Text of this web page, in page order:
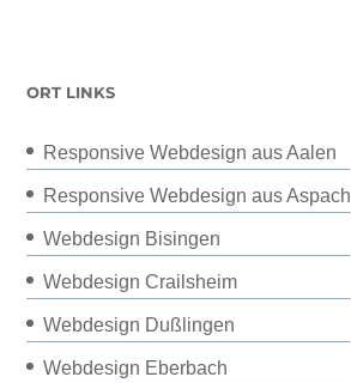
ORT LINKS
Responsive Webdesign aus Aalen
Responsive Webdesign aus Aspach
Webdesign Bisingen
Webdesign Crailsheim
Webdesign Dußlingen
Webdesign Eberbach